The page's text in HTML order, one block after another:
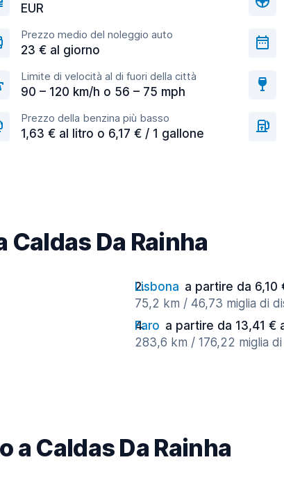
EUR
Prezzo medio del noleggio auto
23 € al giorno
Limite di velocità al di fuori della città
90 – 120 km/h o 56 – 75 mph
Prezzo della benzina più basso
1,63 € al litro o 6,17 € / 1 gallone
Da Rainha
Lisbona a partire da 6,10
75,2 km / 46,73 miglia di
Faro a partire da 13,41 €
283,6 km / 176,22 miglia
Caldas Da Rainha